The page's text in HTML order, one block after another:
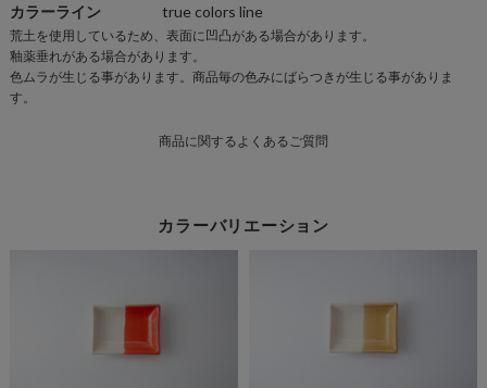
カラーライン
true colors line
商
品
仕
荒土を使用しているため、表面に凹凸がある場合があります。
釉薬垂れがある場合があります。
色ムラが生じる事があります。商品毎の色みにばらつきが生じる事がありま
す。
商品に関するよくあるご質問
カラーバリエーション